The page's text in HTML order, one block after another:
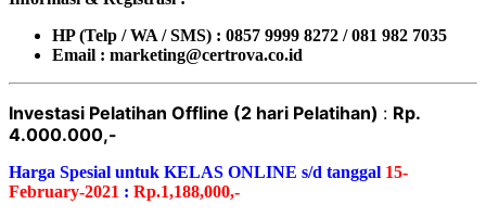
HP (Telp / WA / SMS) : 0857 9999 8272 / 081 982 7035
Email : marketing@certrova.co.id
Investasi Pelatihan Offline (2 hari Pelatihan) : Rp.
4.000.000,-
Harga Spesial untuk KELAS ONLINE s/d tanggal 15-
February-2021 : Rp.1,188,000,-